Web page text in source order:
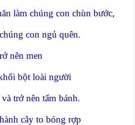
làm chúng con chùn bước,
con ngủ quên.
nên men
bột loài người
trở nên tấm bánh.
cây to bóng rợp